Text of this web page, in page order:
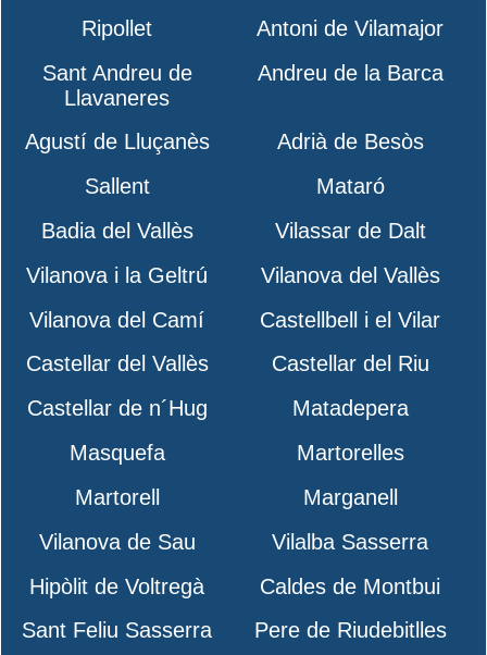
Ripollet
Antoni de Vilamajor
Sant Andreu de
Llavaneres
Andreu de la Barca
Agustí de Lluçanès
Adrià de Besòs
Sallent
Mataró
Badia del Vallès
Vilassar de Dalt
Vilanova i la Geltrú
Vilanova del Vallès
Vilanova del Camí
Castellbell i el Vilar
Castellar del Vallès
Castellar del Riu
Castellar de n´Hug
Matadepera
Masquefa
Martorelles
Martorell
Marganell
Vilanova de Sau
Vilalba Sasserra
Hipòlit de Voltregà
Caldes de Montbui
Sant Feliu Sasserra
Pere de Riudebitlles